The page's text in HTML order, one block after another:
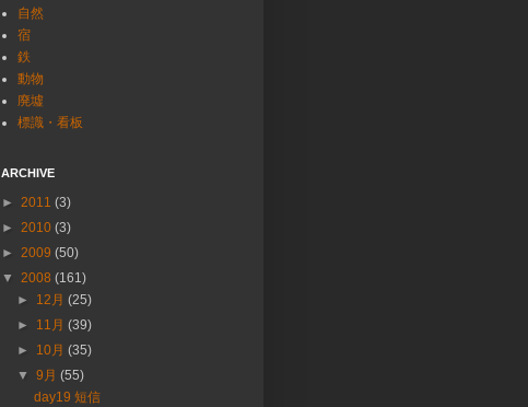
自然
宿
鉄
動物
廃墟
標識・看板
ARCHIVE
► 2011 (3)
► 2010 (3)
► 2009 (50)
▼ 2008 (161)
► 12月(25)
► 11月(39)
► 10月(35)
▼9月(55)
day19 短信